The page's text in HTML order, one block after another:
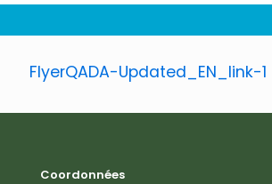
FlyerQADA-Updated_EN_link-1
Coordonnées